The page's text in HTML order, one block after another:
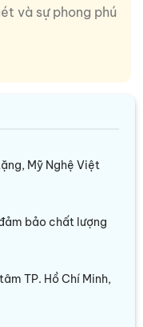
và sự phong phú
Mỹ Nghệ Việt
bảo chất lượng
TP. Hồ Chí Minh,